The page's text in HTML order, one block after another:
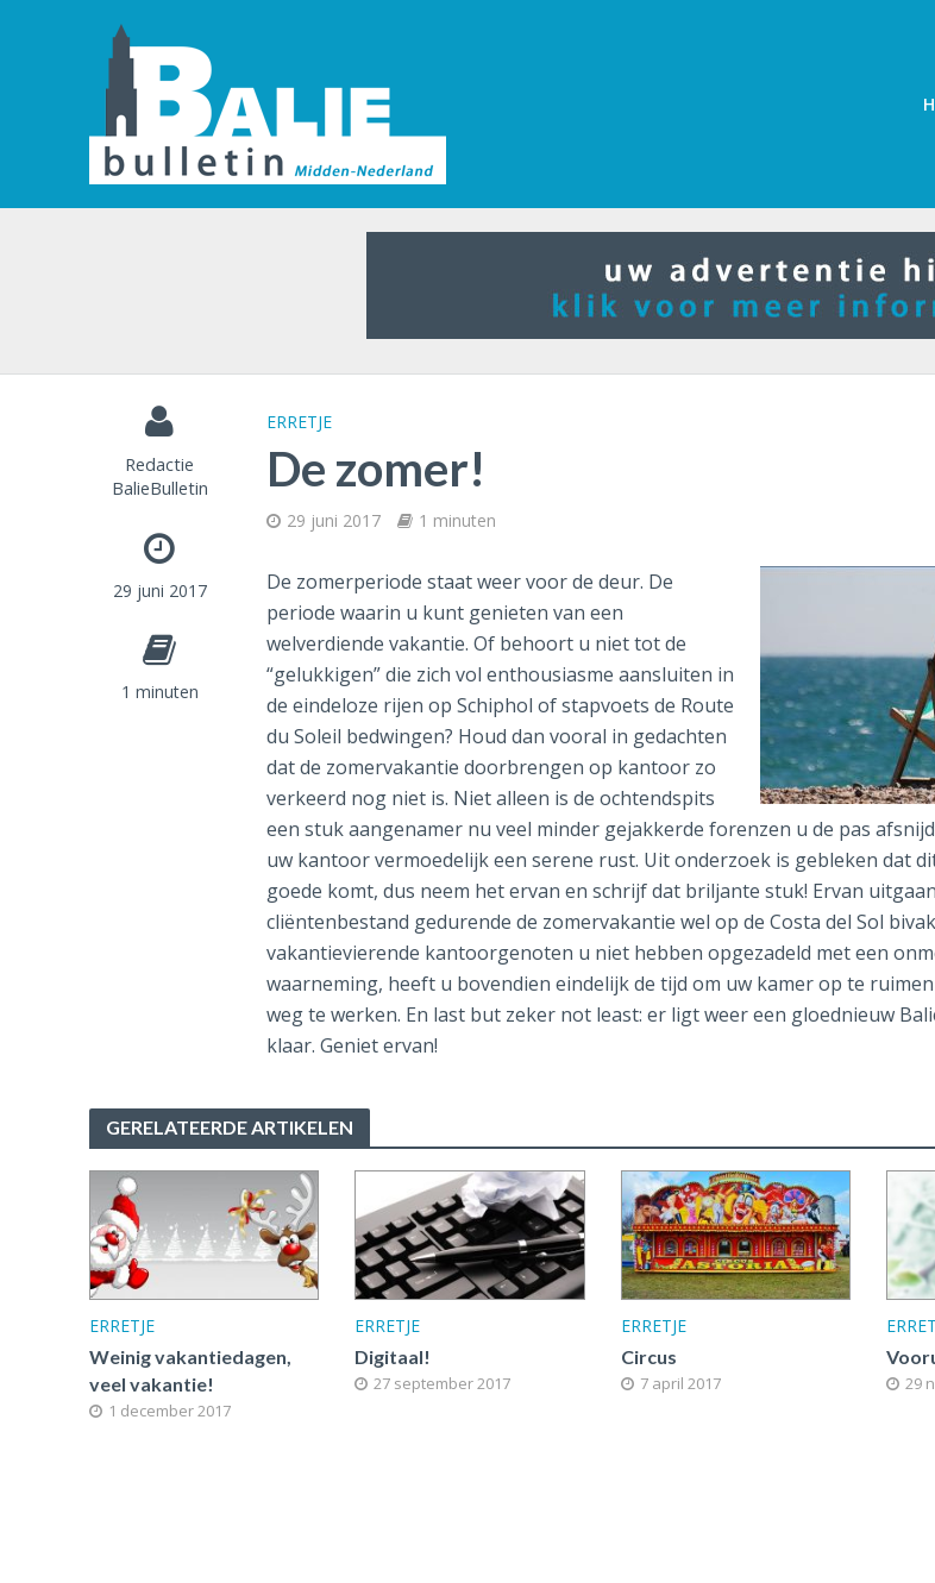
Redactie
BalieBulletin
29 juni 2017
1 minuten
ERRETJE
De zomer!
29 juni 2017 1 minuten
De zomerperiode staat weer voor de deur. De
periode waarin u kunt genieten van een
welverdiende vakantie. Of behoort u niet tot de
“gelukkigen” die zich vol enthousiasme aansluiten in
de eindeloze rijen op Schiphol of stapvoets de Route
du Soleil bedwingen? Houd dan vooral in gedachten
dat de zomervakantie doorbrengen op kantoor zo
verkeerd nog niet is. Niet alleen is de ochtendspits
een stuk aangenamer nu veel minder gejakkerde forenzen u de pas
uw kantoor vermoedelijk een serene rust. Uit onderzoek is gebleken dat
goede komt, dus neem het ervan en schrijf dat briljante stuk! Ervan
cliëntenbestand gedurende de zomervakantie wel op de Costa del Sol
vakantievierende kantoorgenoten u niet hebben opgezadeld met een
waarneming, heeft u bovendien eindelijk de tijd om uw kamer op te
weg te werken. En last but zeker not least: er ligt weer een gloednieuw
klaar. Geniet ervan!
GERELATEERDE ARTIKELEN
ERRETJE
Weinig vakantiedagen,
veel vakantie!
1 december 2017
ERRETJE
Digitaal!
27 september 2017
ERRETJE
Circus
7 april 2017 29